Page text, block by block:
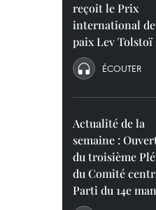
reçoit le Prix
international
paix Lev Tolstoï
ÉCOUTER
Actualité de la
semaine :
du troisième
du Comité
Parti du 14e